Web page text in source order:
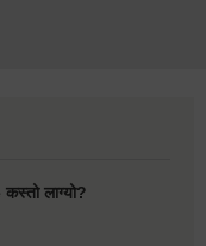
लाग्यो?